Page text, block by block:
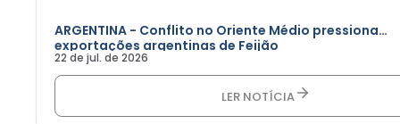
ARGENTINA - Conflito no Oriente Médio pressiona
exportações argentinas de Feijão
22 de jul. de 2026
LER NOTÍCIA